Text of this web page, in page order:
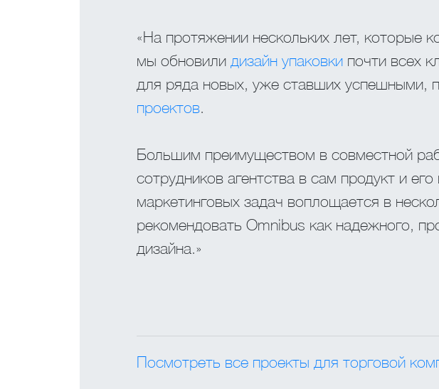
«На протяжении нескольких лет, которые
мы обновили дизайн упаковки почти всех
для ряда новых, уже ставших успешными,
проектов.
Большим преимуществом в совместной
сотрудников агентства в сам продукт и
маркетинговых задач воплощается в
рекомендовать Omnibus как надежного,
дизайна.»
Посмотреть все проекты для торговой